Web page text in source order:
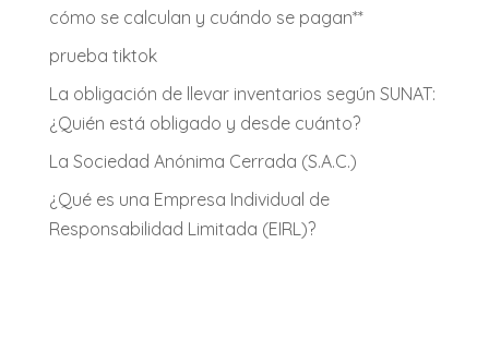
cómo se calculan y cuándo se pagan**
prueba tiktok
La obligación de llevar inventarios según SUNAT:
¿Quién está obligado y desde cuánto?
La Sociedad Anónima Cerrada (S.A.C.)
¿Qué es una Empresa Individual de
Responsabilidad Limitada (EIRL)?